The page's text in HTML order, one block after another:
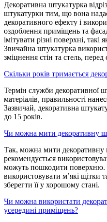
Декоративна штукатурка
штукатурки тим, що вона
декоративного ефекту і
оздоблення приміщень та
імітувати різні поверхні,
Звичайна штукатурка
зміцнення стін та стель,
Скільки років тримається
Термін служби декоративної
матеріалів, правильності
Зазвичай, декоративна
до 15 років.
Чи можна мити декоративну
Так, можна мити декоративну
рекомендується
можуть пошкодити поверхню.
використовувати м’які щітки
зберегти її у хорошому стані.
Чи можна використати
усередині приміщень?